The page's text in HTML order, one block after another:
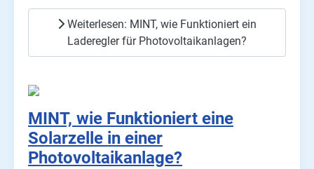
Weiterlesen: MINT, wie Funktioniert ein
Laderegler für Photovoltaikanlagen?
MINT, wie Funktioniert eine
Solarzelle in einer
Photovoltaikanlage?